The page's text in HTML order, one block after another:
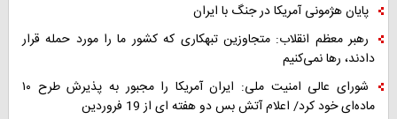
پایان هژمونی آمریکا در جنگ با ایران
رهبر معظم انقلاب: متجاوزین تبهکاری که کشور ما را مورد حمله قرار
دادند، رها نمی‌کنیم
شورای عالی امنیت ملی: ایران آمریکا را مجبور به پذیرش طرح ۱۰
ماده‌ای خود کرد/ اعلام آتش بس دو هفته ای از 19 فروردین